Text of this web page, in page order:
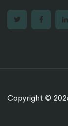
Copyright ©